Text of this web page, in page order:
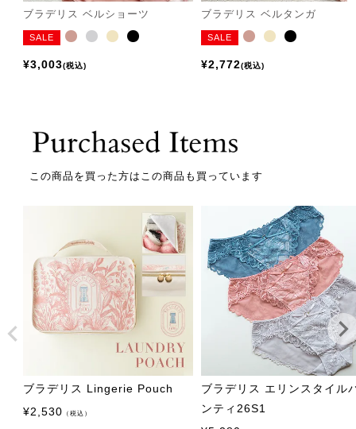
ブラデリス ベルショーツ
SALE
¥3,003 税込
ブラデリス ベルタンガ
SALE
¥2,772 税込
この商品を買った方はこの商品も買っています
ブラデリス Lingerie Pouch
¥2,530 （税込）
ブラデリス エリンスタイル
ンティ26S1